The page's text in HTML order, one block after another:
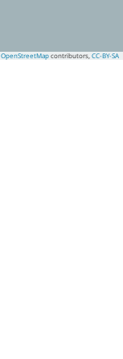
OpenStreetMap contributors, CC-BY-SA